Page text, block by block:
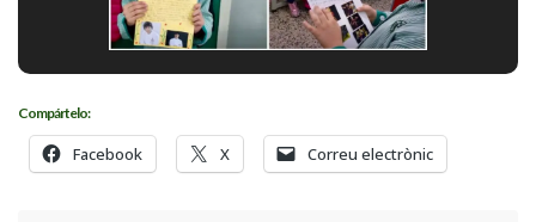
Compártelo:
Facebook X Correu electrònic